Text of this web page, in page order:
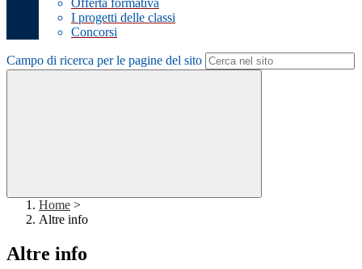
Offerta formativa
I progetti delle classi
Concorsi
Campo di ricerca per le pagine del sito
Home >
Altre info
Altre info